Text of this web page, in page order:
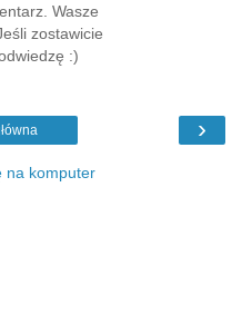
Wasze
zostawicie
:)
›
na komputer